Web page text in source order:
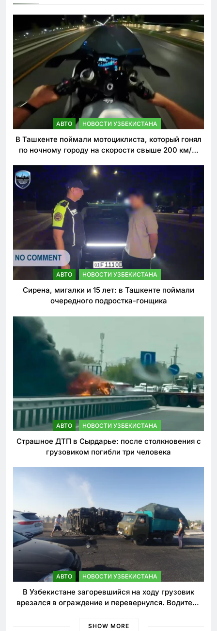
АВТО НОВОСТИ УЗБЕКИСТАНА
В Ташкенте поймали мотоциклиста, который гонял
по ночному городу на скорости свыше 200 км/ч.
АВТО НОВОСТИ УЗБЕКИСТАНА
Сирена, мигалки и 15 лет: в Ташкенте поймали
очередного подростка-гонщика
АВТО НОВОСТИ УЗБЕКИСТАНА
Страшное ДТП в Сырдарье: после столкновения с
грузовиком погибли три человека
АВТО НОВОСТИ УЗБЕКИСТАНА
В Узбекистане загоревшийся на ходу грузовик
врезался в ограждение и перевернулся. Водитель
SHOW MORE